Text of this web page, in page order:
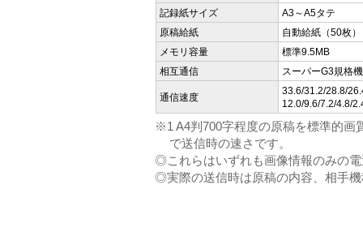
記録紙サイズ
A3～A5タテ
原稿給紙
自動給紙（50枚）
メモリ容量
標準9.5MB
相互通信
スーパーG3規格機
通信速度
33.6/31.2/28.8/
12.0/9.6/7.2/4.8/
※1 A4判700字程度の原稿を標準的画
で送信時の速さです。
◎これらはいずれも画像情報のみの
◎実際の送信時は原稿の内容、相手